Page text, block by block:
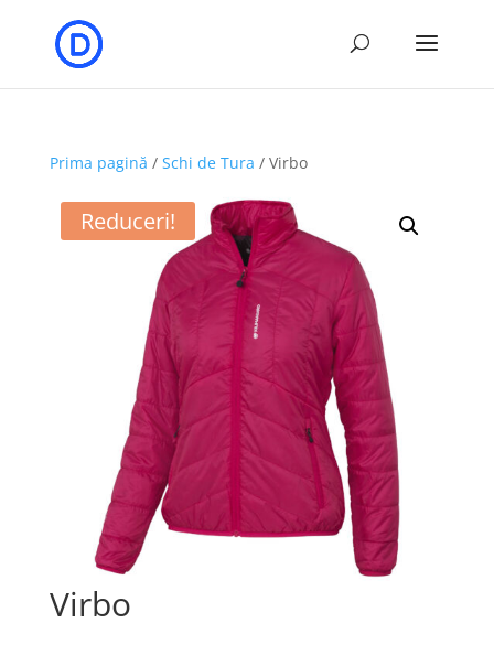
Prima pagină / Schi de Tura / Virbo
Reduceri!
Virbo